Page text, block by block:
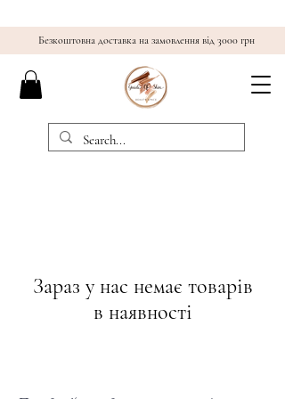
Безкоштовна доставка на замовлення від 3000 грн
Зараз у нас немає товарів
в наявності